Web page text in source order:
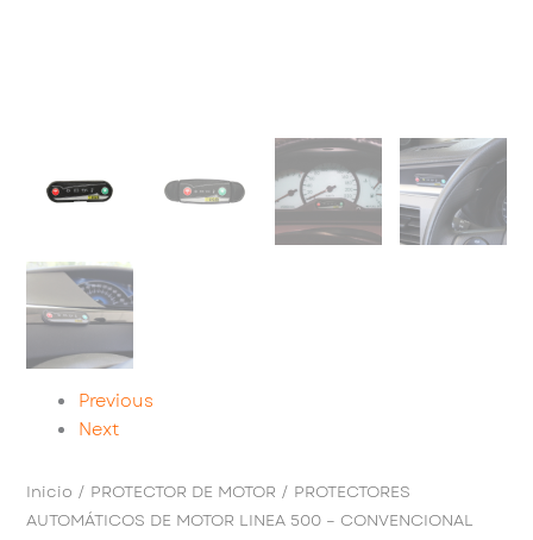
Previous
Next
Inicio / PROTECTOR DE MOTOR / PROTECTORES
AUTOMÁTICOS DE MOTOR LINEA 500 – CONVENCIONAL